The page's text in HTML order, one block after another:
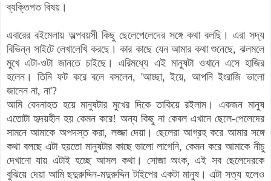
ব্যক্তিগত বিষয়।
এবারের বইমেলায় অল্পবয়সী কিছু ছেলেপেলেদের সঙ্গে কথা বলছি। এরা সদ্য
বিভিন্ন সাইটে লেখালেখি করছে। কার কাছে যেন আমার কথা শুনেছে, ঝলমলে
মুখে এটা-ওটা জানতে চাইছে। এরিমধ্যে এই মানুষটা ওখানে এসে হাজির
হলেন। তিনি ফট করে বলে বসলেন, 'আচ্ছা, ইয়ে, আপনি ইংরাজি ভালো
জানেন না, না'?
আমি বেদনাহত হয়ে মানুষটার মুখের দিকে তাকিয়ে রইলাম। একজন মানুষ
এতোটা হৃদয়হীন হয় কেমন করে! অন্য কিছু না কেবল এখানে ছেলে-পেলেদের
সামনে আমাকে অপদস্ত করা, লজ্জা দেয়া। ছেলেরা আগ্রহ করে আমার সঙ্গে
কথা বলছে এটা হয়তো মানুষটার কাছে ভালো লাগেনি, কেমন করে আমাকে নীচু
দেখানো যায় এটাই হচ্ছে আসল কথা। সোজা অংক, এই সব ছেলেদেরকে
বুঝিয়ে দেয়া আমি ছদুরুদ্দিন-মদুরুদ্দিন টাইপের একটা মানুষ। এটা সত্য হলেও